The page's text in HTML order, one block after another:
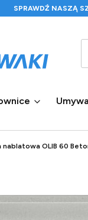
SPRAWDŹ NASZĄ
nablatowa OLIB 60